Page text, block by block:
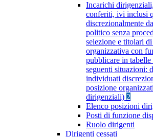
Incarichi
conferiti, ivi inclusi
discrezionalmente
politico senza
selezione e titolari
organizzativa con
pubblicare in
seguenti situazioni:
individuati
posizione
dirigenziali) 2
Elenco posizioni
Posti di funzione
Ruolo dirigenti
Dirigenti cessati